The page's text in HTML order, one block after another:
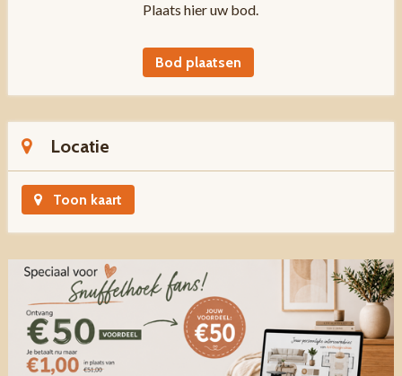
Plaats hier uw bod.
Bod plaatsen
Locatie
Toon kaart